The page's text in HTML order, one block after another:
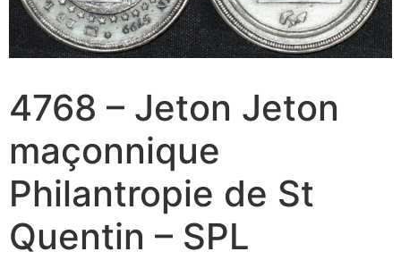
4768 – Jeton Jeton
maçonnique
Philantropie de St
Quentin – SPL